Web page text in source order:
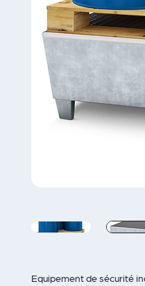
Equipement de sécurité